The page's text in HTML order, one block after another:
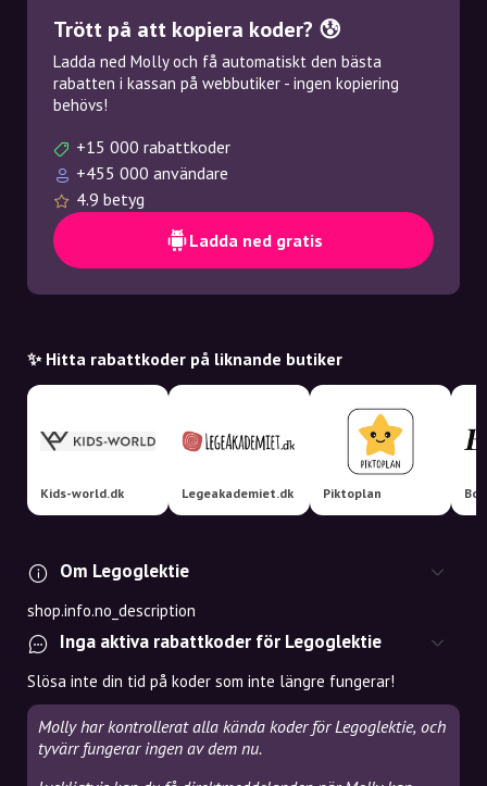
Trött på att kopiera koder? 😰
Ladda ned Molly och få automatiskt den bästa
rabatten i kassan på webbutiker - ingen kopiering
behövs!
+15 000 rabattkoder
+455 000 användare
4.9 betyg
Ladda ned gratis
✨ Hitta rabattkoder på liknande butiker
Kids-world.dk Legeakademiet.dk Piktoplan
Om Legoglektie
shop.info.no_description
Inga aktiva rabattkoder för Legoglektie
Slösa inte din tid på koder som inte längre fungerar!
Molly har kontrollerat alla kända koder för Legoglektie, och
tyvärr fungerar ingen av dem nu.